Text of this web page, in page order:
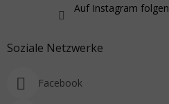
Auf Instagram folgen
Soziale Netzwerke
Facebook